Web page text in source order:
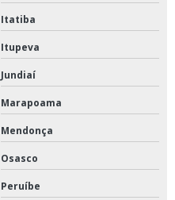
Itatiba
Itupeva
Jundiaí
Marapoama
Mendonça
Osasco
Peruíbe